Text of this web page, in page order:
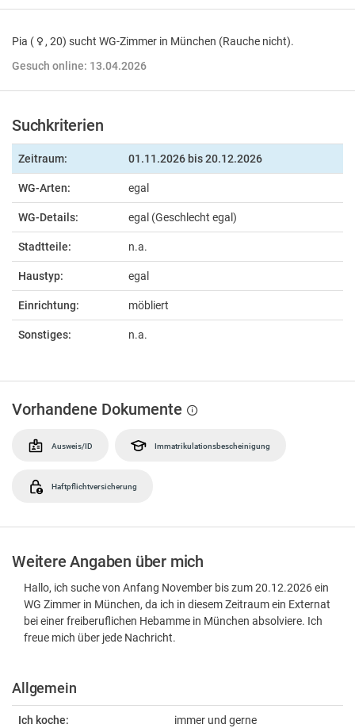
Pia (
, 20) sucht WG-Zimmer in München (Rauche nicht).
Gesuch online: 13.04.2026
Suchkriterien
Zeitraum: 01.11.2026 bis 20.12.2026
WG-Arten: egal
WG-Details: egal (Geschlecht egal)
Stadtteile: n.a.
Haustyp: egal
Einrichtung: möbliert
Sonstiges: n.a.
Vorhandene Dokumente
Ausweis/ID Immatrikulationsbescheinigung
Haftpflichtversicherung
Weitere Angaben über mich
Hallo, ich suche von Anfang November bis zum 20.12.2026 ein
WG Zimmer in München, da ich in diesem Zeitraum ein Externat
bei einer freiberuflichen Hebamme in München absolviere. Ich
freue mich über jede Nachricht.
Allgemein
Ich koche: immer und gerne